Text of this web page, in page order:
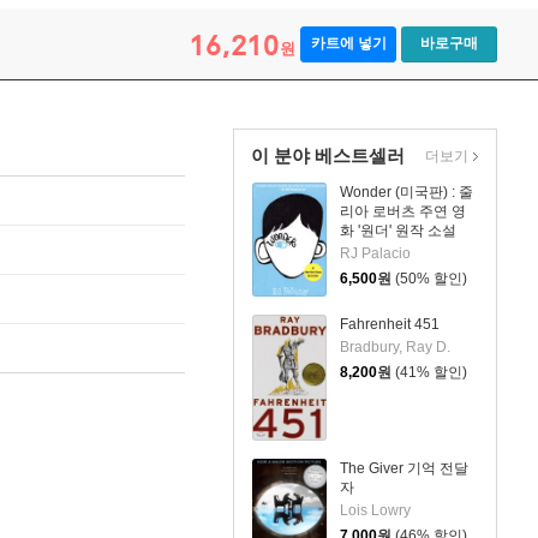
16,210원 카트에 넣기 바로구매
이 분야 베스트셀러
Wonder (미국판) : 줄
리아 로버츠 주연 영
화 '원더' 원작 소설
RJ Palacio
6,500원 (50% 할인)
Fahrenheit 451
Bradbury, Ray D.
8,200원 (41% 할인)
The Giver 기억 전달
자
Lois Lowry
더보기